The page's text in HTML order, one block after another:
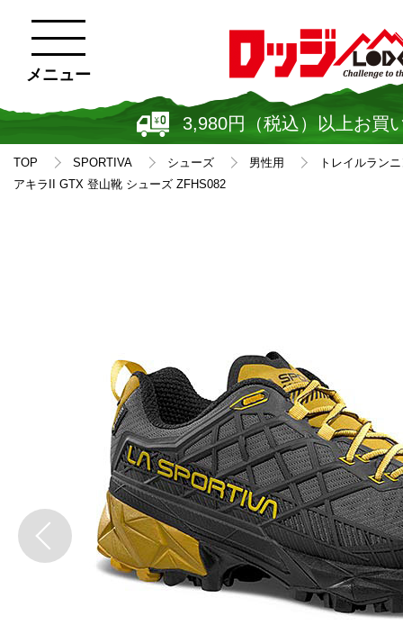
3,980円（税込）以上お買
メニュー
TOP SPORTIVA シューズ 男性用
トレイルラン
アキラII GTX 登山靴 シューズ ZFHS082